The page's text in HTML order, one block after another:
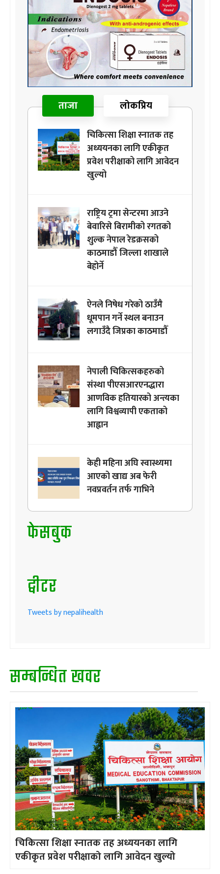
ताजा लोकप्रिय
चिकित्सा शिक्षा स्नातक तह
अध्ययनका लागि एकीकृत
प्रवेश परीक्षाको लागि आवेदन
खुल्यो
राष्ट्रिय ट्रमा सेन्टरमा आउने
बेवारिसे बिरामीको रगतको
शुल्क नेपाल रेडक्रसको
काठमाडौँ जिल्ला शाखाले
बेहोर्ने
ऐनले निषेध गरेको ठाउँमै
धूमपान गर्ने स्थल बनाउन
लगाउँदै जिप्रका काठमाडौँ
नेपाली चिकित्सकहरुको
संस्था पीएसआरएनद्धारा
आणविक हतियारको अन्त्यका
लागि विश्वव्यापी एकताको
आह्वान
केही महिना अघि स्वास्थ्यमा
आएको खाद्य अब फेरी
नवप्रवर्तन तर्फ गाभिने
फेसबुक
ट्वीटर
Tweets by nepalihealth
सम्बन्धित खवर
चिकित्सा शिक्षा स्नातक तह अध्ययनका लागि
एकीकृत प्रवेश परीक्षाको लागि आवेदन खुल्यो